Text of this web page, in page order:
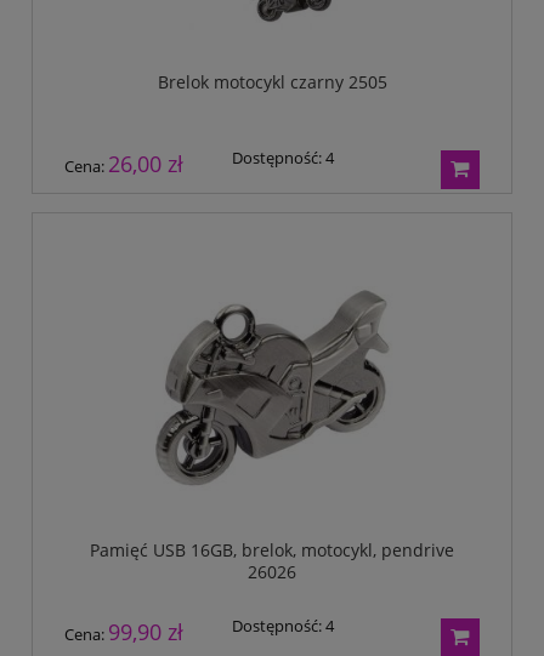
Brelok motocykl czarny 2505
Cena: 26,00 zł Dostępność:4
Pamięć USB 16GB, brelok, motocykl, pendrive
26026
Cena: 99,90 zł Dostępność:4